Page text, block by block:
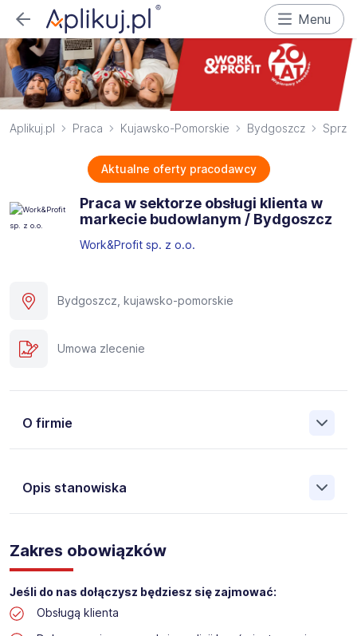
Menu
Aplikuj.pl Praca Kujawsko-Pomorskie Bydgoszcz
Aktualne oferty pracodawcy
Praca w sektorze obsługi klienta w
markecie budowlanym / Bydgoszcz
Work&Profit sp. z o.o.
Bydgoszcz, kujawsko-pomorskie
Umowa zlecenie
O firmie
Opis stanowiska
Pośrednictwa Pracy i Doradztwa Personalnego Work &
Profit jest obecnie jedną z największych niezależnych
polskich agencji zatrudnienia. W ciągu wielu lat naszej
działalności daliśmy pracę przeszło 50 000 pracowników
w całym kraju. Skutecznie znajdujemy pracowników dla
największych firm, jak również małych rodzinnych
Zakres obowiązków
Jeśli do nas dołączysz będziesz się zajmować:
Obsługą klienta